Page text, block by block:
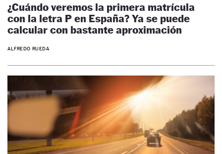
¿Cuándo veremos la primera matrícula
con la letra P en España? Ya se puede
calcular con bastante aproximación
ALFREDO RUEDA